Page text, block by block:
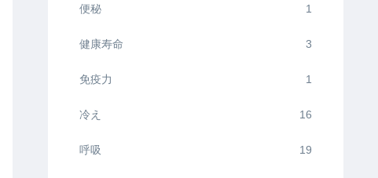
便秘 1
健康寿命 3
免疫力 1
冷え 16
呼吸 19